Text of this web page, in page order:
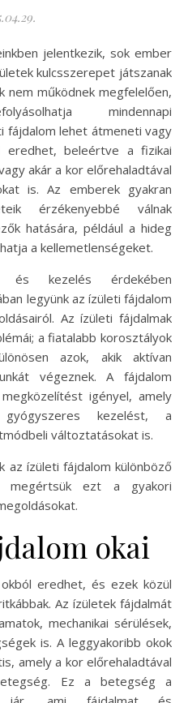
kulcsszerepet játszanak
nem működnek megfelelően,
mindennapi
fájdalom lehet átmeneti vagy
eredhet, beleértve a fizikai
akár a kor előrehaladtával
is. Az emberek gyakran
érzékenyebbé válnak
hatására, például a hideg
a kellemetlenségeket.
és kezelés érdekében
legyünk az ízületi fájdalom
Az ízületi fájdalmak
a fiatalabb korosztályok
azok, akik aktívan
végeznek. A fájdalom
igényel, amely
kezelést, a
változtatásokat is.
az ízületi fájdalom különböző
megértsük ezt a gyakori
okai
eredhet, és ezek közül
Az ízületek fájdalmát
mechanikai sérülések,
is. A leggyakoribb okok
amely a kor előrehaladtával
Ez a betegség a